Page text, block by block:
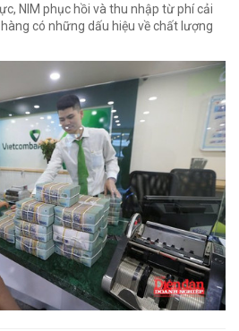
NIM phục hồi và thu nhập từ phí cải
có những dấu hiệu về chất lượng